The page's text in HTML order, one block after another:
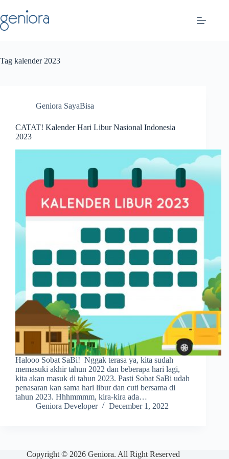
to
content
Tag kalender 2023
Geniora SayaBisa
CATAT! Kalender Hari Libur Nasional Indonesia
2023
Halooo Sobat SaBi! Nggak terasa ya, kita sudah
memasuki akhir tahun 2022 dan beberapa hari lagi,
kita akan masuk di tahun 2023. Pasti Sobat SaBi udah
penasaran kan sama hari libur dan cuti bersama di
tahun 2023. Hhhmmmm, kira-kira ada…
Geniora Developer
December 1, 2022
Copyright © 2026 Geniora. All Right Reserved